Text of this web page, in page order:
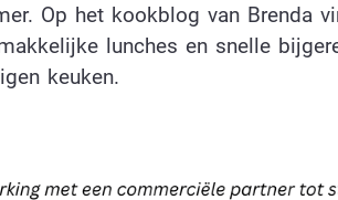
Op het kookblog van Brenda
lunches en snelle
keuken.